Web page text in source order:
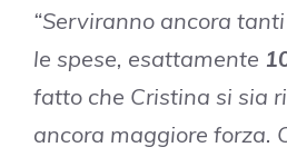
“Serviranno ancora
le spese, esattamente
fatto che Cristina si sia
ancora maggiore forza.